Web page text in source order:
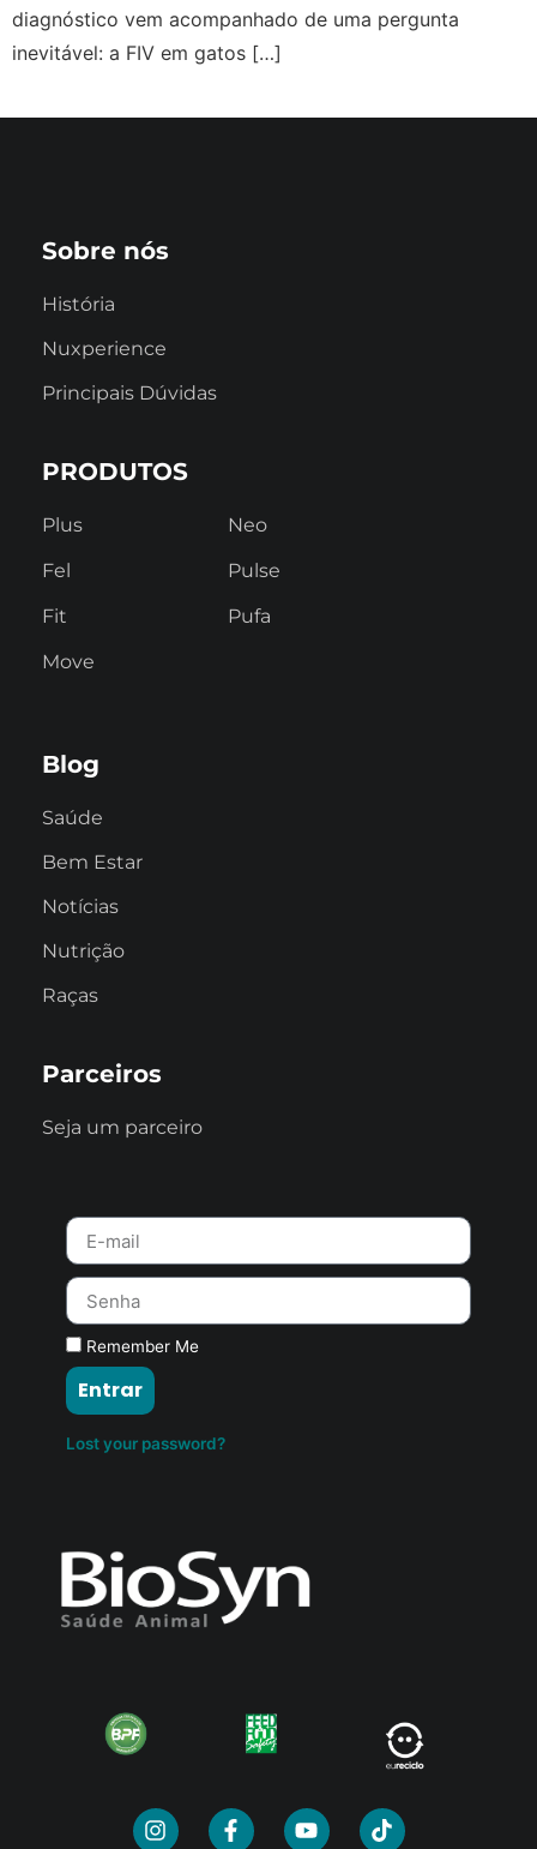
diagnóstico vem acompanhado de uma pergunta
inevitável: a FIV em gatos […]
Sobre nós
História
Nuxperience
Principais Dúvidas
PRODUTOS
Plus
Fel
Fit
Move
Neo
Pulse
Pufa
Blog
Saúde
Bem Estar
Notícias
Nutrição
Raças
Parceiros
Seja um parceiro
Remember Me
Entrar
Lost your password?